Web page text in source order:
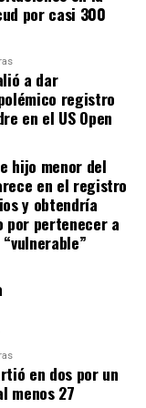
cobró penal a
contra el
El
la pena
los jugadores
(Agustín
en
Valentini
por casi 300
a dar
registro
en el US Open
hijo menor del
en el registro
y obtendría
por pertenecer a
en dos por un
menos 27